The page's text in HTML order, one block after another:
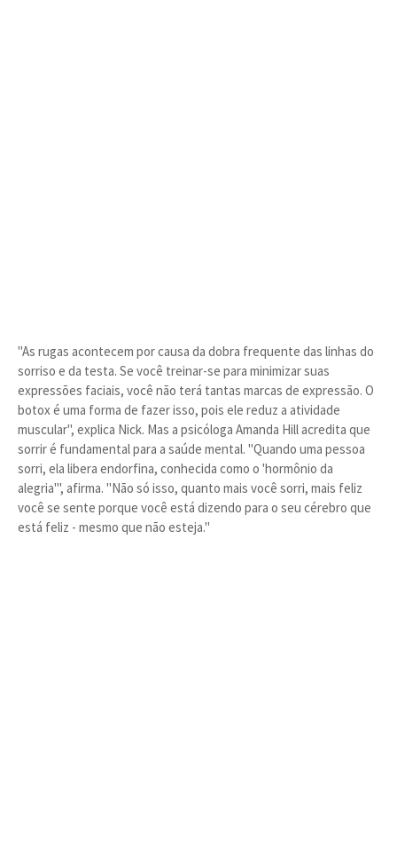
"As rugas acontecem por causa da dobra frequente das linhas do
sorriso e da testa. Se você treinar-se para minimizar suas
expressões faciais, você não terá tantas marcas de expressão. O
botox é uma forma de fazer isso, pois ele reduz a atividade
muscular", explica Nick. Mas a psicóloga Amanda Hill acredita que
sorrir é fundamental para a saúde mental. "Quando uma pessoa
sorri, ela libera endorfina, conhecida como o 'hormônio da
alegria'", afirma. "Não só isso, quanto mais você sorri, mais feliz
você se sente porque você está dizendo para o seu cérebro que
está feliz - mesmo que não esteja."